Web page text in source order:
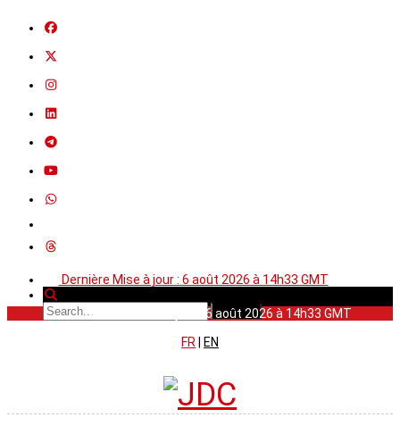
Dernière Mise à jour : 6 août 2026 à 14h33 GMT
Dernière Mise à jour : 6 août 2026 à 14h33 GMT
FR
EN